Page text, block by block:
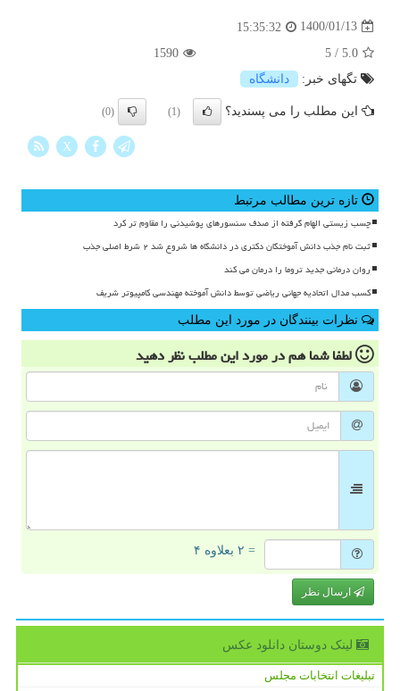
1400/01/13
15:35:32
5.0
/
5
1590
تگهای خبر:
دانشگاه
این مطلب را می پسندید؟ (1)
(0)
X
تازه ترین مطالب مرتبط
چسب زیستی الهام گرفته از صدف سنسورهای پوشیدنی را مقاوم تر کرد
ثبت نام جذب دانش آموختگان دکتری در دانشگاه ها شروع شد ۲ شرط اصلی جذب
روان درمانی جدید تروما را درمان می کند
کسب مدال اتحادیه جهانی ریاضی توسط دانش آموخته مهندسی کامپیوتر شریف
نظرات بینندگان در مورد این مطلب
لطفا شما همدر مورد این مطلبنظر دهید
= ۲ بعلاوه ۴
ارسال نظر
لینک دوستان دانلود عكس
تبلیغات انتخابات مجلس